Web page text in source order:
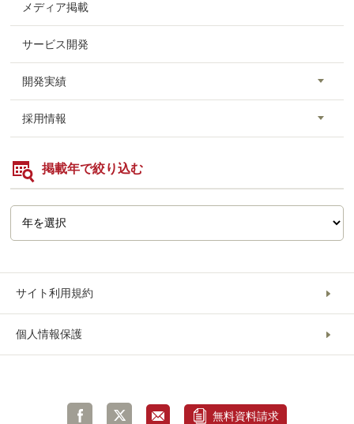
メディア掲載
サービス開発
開発実績
採用情報
掲載年で絞り込む
サイト利用規約
個人情報保護
無料資料請求